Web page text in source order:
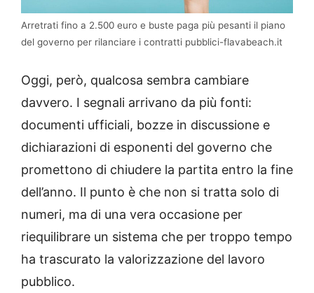
Arretrati fino a 2.500 euro e buste paga più pesanti il piano
del governo per rilanciare i contratti pubblici-flavabeach.it
Oggi, però, qualcosa sembra cambiare
davvero. I segnali arrivano da più fonti:
documenti ufficiali, bozze in discussione e
dichiarazioni di esponenti del governo che
promettono di chiudere la partita entro la fine
dell’anno. Il punto è che non si tratta solo di
numeri, ma di una vera occasione per
riequilibrare un sistema che per troppo tempo
ha trascurato la valorizzazione del lavoro
pubblico.